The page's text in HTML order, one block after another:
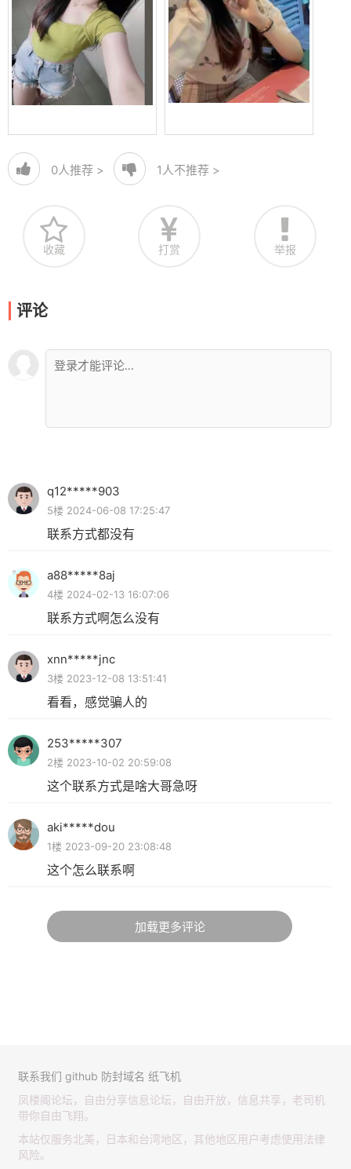
0人推荐 > 1人不推荐 >
收藏 打赏 举报
评论
q12*****903
5楼 2024-06-08 17:25:47
联系方式都没有
a88*****8aj
4楼 2024-02-13 16:07:06
联系方式啊怎么没有
xnn*****jnc
3楼 2023-12-08 13:51:41
看看，感觉骗人的
253*****307
2楼 2023-10-02 20:59:08
这个联系方式是啥大哥急呀
aki*****dou
1楼 2023-09-20 23:08:48
这个怎么联系啊
加载更多评论
联系我们 github 防封域名 纸飞机
凤楼阁论坛，自由分享信息论坛，自由开放，信息共享，老司机
带你自由飞翔。
本站仅服务北美，日本和台湾地区，其他地区用户考虑使用法律
风险。